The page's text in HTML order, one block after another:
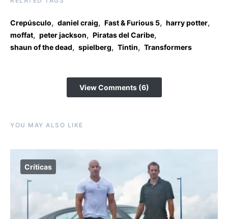
Crepúsculo, daniel craig, Fast & Furious 5, harry potter,
moffat, peter jackson, Piratas del Caribe,
shaun of the dead, spielberg, Tintin, Transformers
View Comments (6)
YOU MAY ALSO LIKE
Críticas